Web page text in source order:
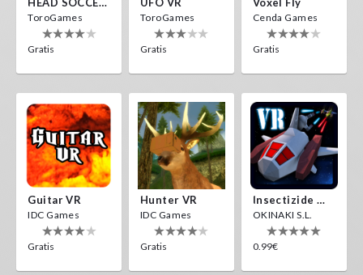
ToroGames
Gratis
ToroGames
Gratis
Cenda Games
Gratis
Guitar VR
IDC Games
Gratis
Hunter VR
IDC Games
Gratis
Insectizide Wars VR
OKINAKI S.L.
0.99€